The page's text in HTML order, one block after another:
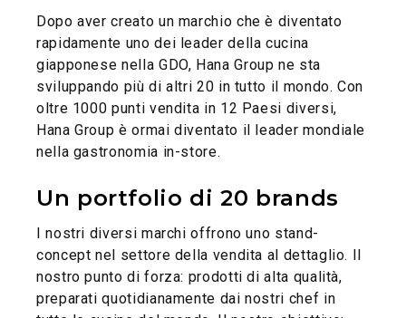
Dopo aver creato un marchio che è diventato
rapidamente uno dei leader della cucina
giapponese nella GDO, Hana Group ne sta
sviluppando più di altri 20 in tutto il mondo. Con
oltre 1000 punti vendita in 12 Paesi diversi,
Hana Group è ormai diventato il leader mondiale
nella gastronomia in-store.
Un portfolio di 20 brands
I nostri diversi marchi offrono uno stand-
concept nel settore della vendita al dettaglio. Il
nostro punto di forza: prodotti di alta qualità,
preparati quotidianamente dai nostri chef in